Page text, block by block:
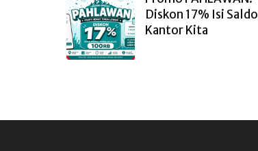
Diskon 17% Isi Saldo
Kantor Kita